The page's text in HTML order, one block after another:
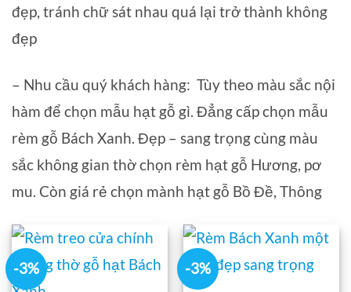
đẹp, tránh chữ sát nhau quá lại trở thành không
đẹp
– Nhu cầu quý khách hàng: Tùy theo màu sắc nội
hàm để chọn mẫu hạt gỗ gì. Đẳng cấp chọn mẫu
rèm gỗ Bách Xanh. Đẹp – sang trọng cùng màu
sắc không gian thờ chọn rèm hạt gỗ Hương, pơ
mu. Còn giá rẻ chọn mành hạt gỗ Bồ Đề, Thông
-3% -3%